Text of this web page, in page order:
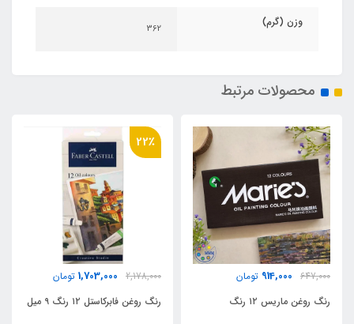
وزن (گرم) 362
محصولات مرتبط
647,000
914,000 تومان
رنگ روغن ماریس ۱۲ رنگ
22٪
2,178,000
1,703,000 تومان
رنگ روغن فابرکاستل ۱۲ رنگ ۹ میل